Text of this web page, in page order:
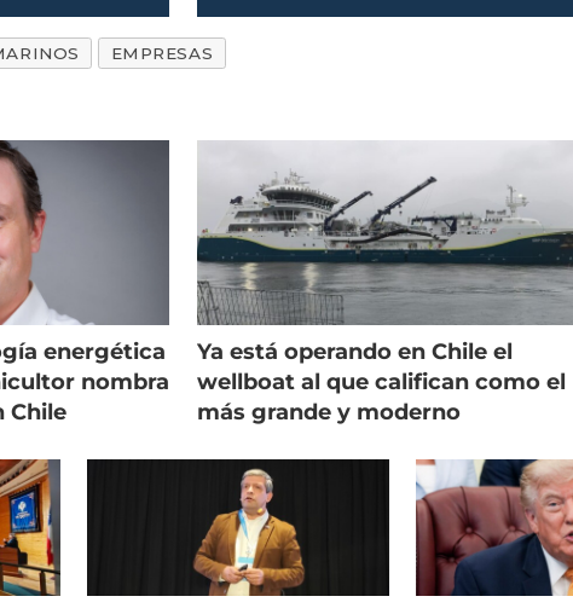
pregunta sin respuesta”
EMPRESAS
energética
nombra
Chile
Ya está operando en Chile el
wellboat al que califican como el
más grande y moderno